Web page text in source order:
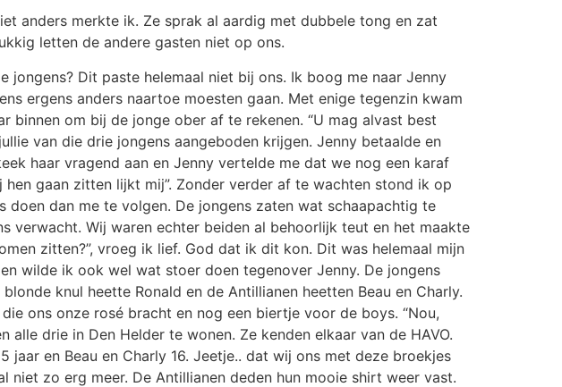
anders merkte ik. Ze sprak al aardig met dubbele tong en zat
letten de andere gasten niet op ons.
Dit paste helemaal niet bij ons. Ik boog me naar Jenny
ergens anders naartoe moesten gaan. Met enige tegenzin kwam
om bij de jonge ober af te rekenen. “U mag alvast best
van die drie jongens aangeboden krijgen. Jenny betaalde en
haar vragend aan en Jenny vertelde me dat we nog een karaf
gaan zitten lijkt mij”. Zonder verder af te wachten stond ik op
dan me te volgen. De jongens zaten wat schaapachtig te
verwacht. Wij waren echter beiden al behoorlijk teut en het maakte
zitten?”, vroeg ik lief. God dat ik dit kon. Dit was helemaal mijn
wilde ik ook wel wat stoer doen tegenover Jenny. De jongens
knul heette Ronald en de Antillianen heetten Beau en Charly.
ons onze rosé bracht en nog een biertje voor de boys. “Nou,
drie in Den Helder te wonen. Ze kenden elkaar van de HAVO.
en Beau en Charly 16. Jeetje.. dat wij ons met deze broekjes
zo erg meer. De Antillianen deden hun mooie shirt weer vast.